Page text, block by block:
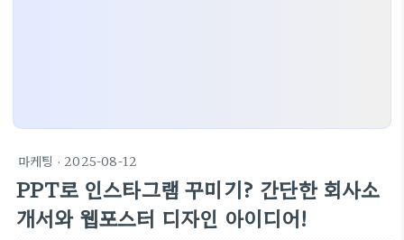
마케팅 · 2025-08-12
PPT로 인스타그램 꾸미기? 간단한 회사소
개서와 웹포스터 디자인 아이디어!